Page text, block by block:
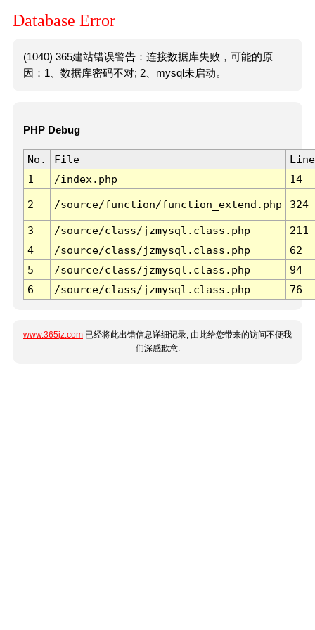
Database Error
(1040) 365建站错误警告：连接数据库失败，可能的原
因：1、数据库密码不对; 2、mysql未启动。
PHP Debug
No. File
Line
1
/index.php 14
2 /source/function/function_extend.php 324
3 /source/class/jzmysql.class.php
211
4
/source/class/jzmysql.class.php
62
5
/source/class/jzmysql.class.php
94
6
/source/class/jzmysql.class.php 76
www.365jz.com 已经将此出错信息详细记录, 由此给您带来的访问不便我
们深感歉意.